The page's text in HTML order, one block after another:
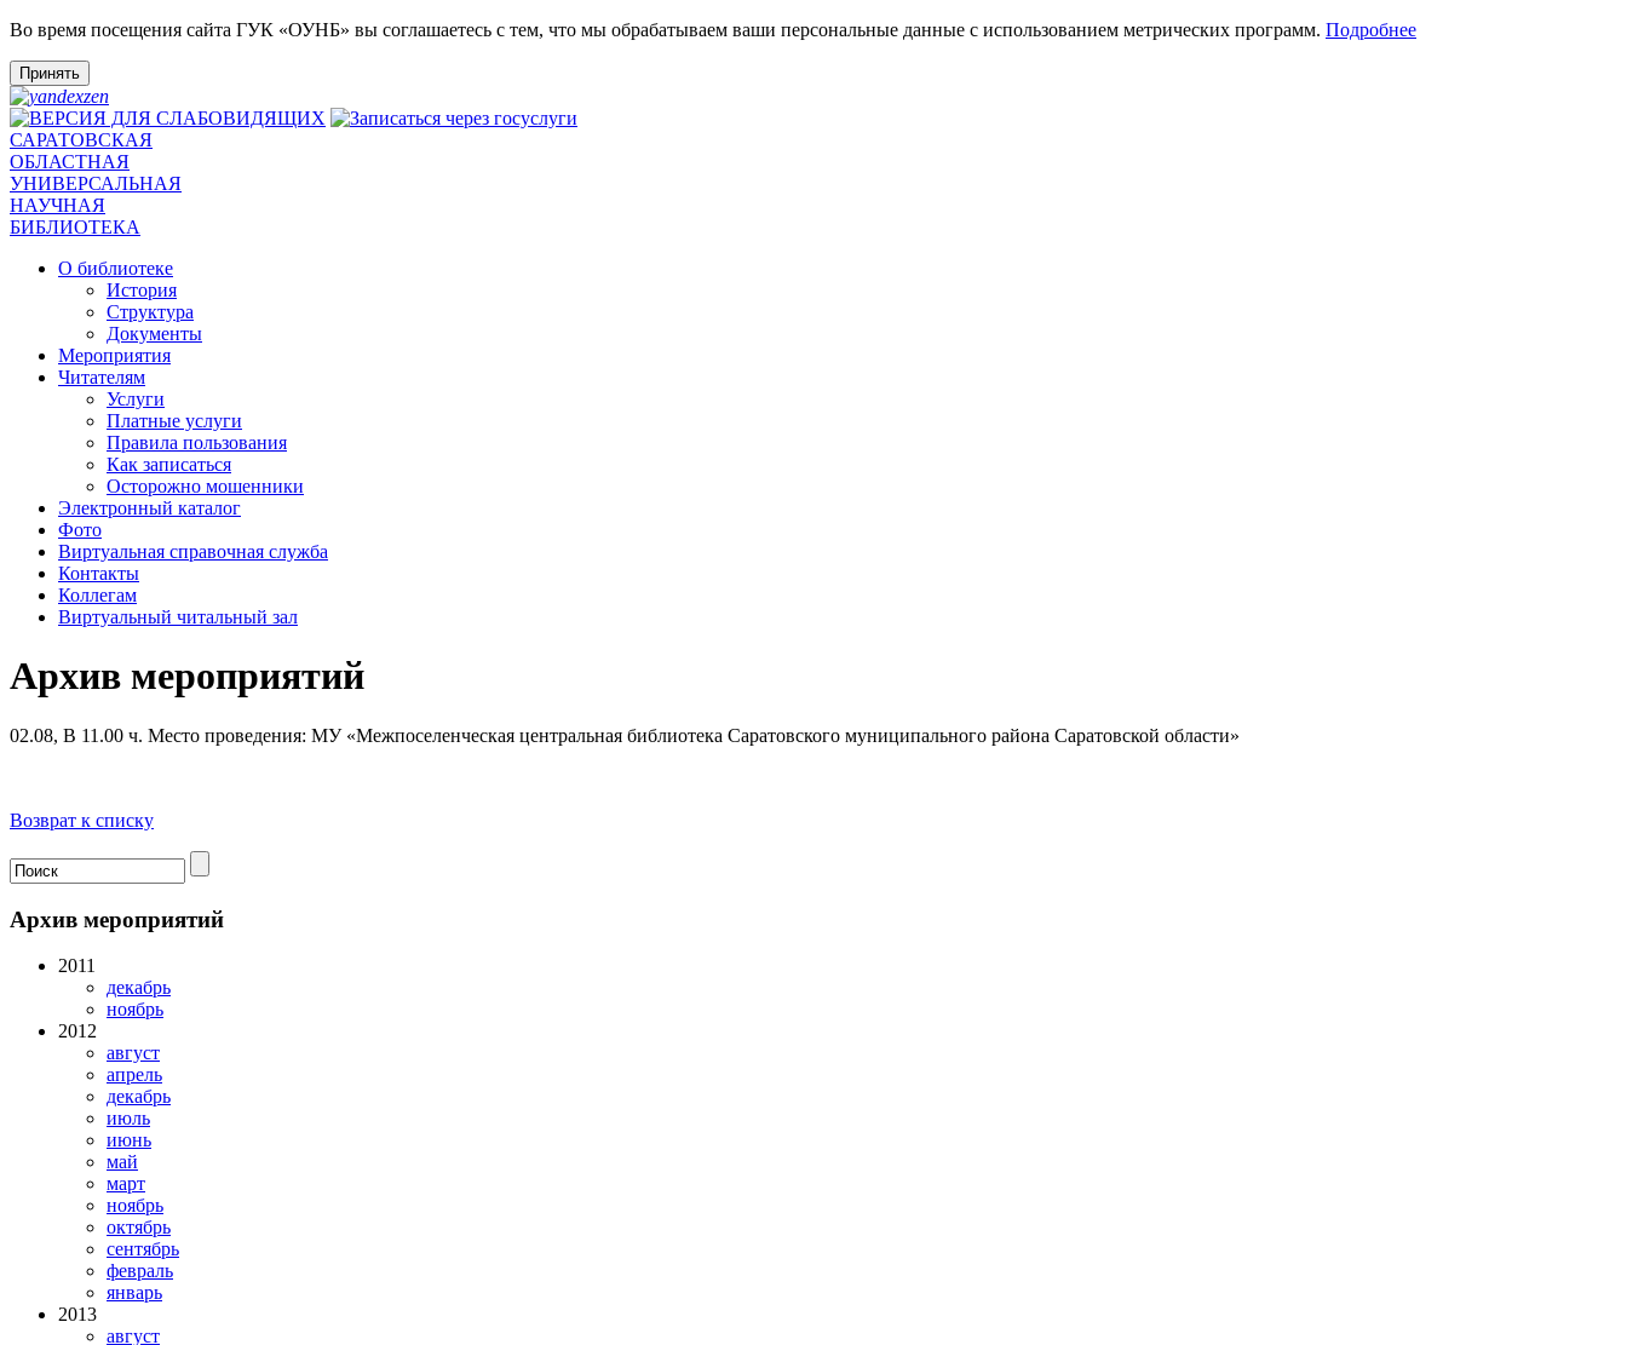
Во время посещения сайта ГУК «ОУНБ» вы соглашаетесь с тем, что мы обрабатываем ваши персональные данные с использованием метрических программ. Подробнее
Принять
САРАТОВСКАЯ
ОБЛАСТНАЯ
УНИВЕРСАЛЬНАЯ
НАУЧНАЯ
БИБЛИОТЕКА
О библиотеке
История
Структура
Документы
Мероприятия
Читателям
Услуги
Платные услуги
Правила пользования
Как записаться
Осторожно мошенники
Электронный каталог
Фото
Виртуальная справочная служба
Контакты
Коллегам
Виртуальный читальный зал
Архив мероприятий
02.08, В 11.00 ч. Место проведения: МУ «Межпоселенческая центральная библиотека Саратовского муниципального района Саратовской области»
Возврат к списку
Архив мероприятий
2011
декабрь
ноябрь
2012
август
апрель
декабрь
июль
июнь
май
март
ноябрь
октябрь
сентябрь
февраль
январь
2013
август